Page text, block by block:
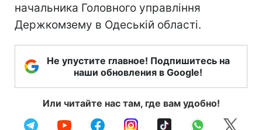
начальника Головного управління
Держкомзему в Одеській області.
Не упустите главное! Подпишитесь на
наши обновления в Google!
Или читайте нас там, где вам удобно!